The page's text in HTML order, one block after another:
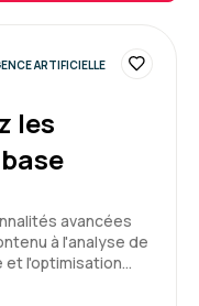
3 fois plus vite
Le 29/06/2026
ARTIFICIELLE
les
avancées
à l'analyse de
et l'optimisation…